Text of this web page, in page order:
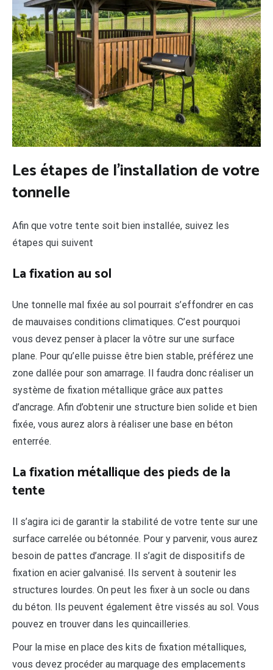
Les étapes de l’installation de votre
tonnelle
Afin que votre tente soit bien installée, suivez les
étapes qui suivent
La fixation au sol
Une tonnelle mal fixée au sol pourrait s’effondrer en cas
de mauvaises conditions climatiques. C’est pourquoi
vous devez penser à placer la vôtre sur une surface
plane. Pour qu’elle puisse être bien stable, préférez une
zone dallée pour son amarrage. Il faudra donc réaliser un
système de fixation métallique grâce aux pattes
d’ancrage. Afin d’obtenir une structure bien solide et bien
fixée, vous aurez alors à réaliser une base en béton
enterrée.
La fixation métallique des pieds de la
tente
Il s’agira ici de garantir la stabilité de votre tente sur une
surface carrelée ou bétonnée. Pour y parvenir, vous aurez
besoin de pattes d’ancrage. Il s’agit de dispositifs de
fixation en acier galvanisé. Ils servent à soutenir les
structures lourdes. On peut les fixer à un socle ou dans
du béton. Ils peuvent également être vissés au sol. Vous
pouvez en trouver dans les quincailleries.
Pour la mise en place des kits de fixation métalliques,
vous devez procéder au marquage des emplacements